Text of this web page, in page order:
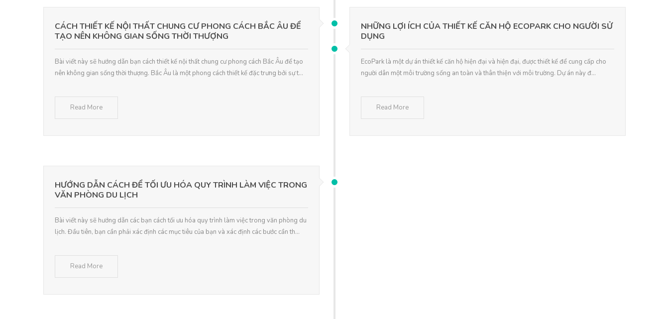
CÁCH THIẾT KẾ NỘI THẤT CHUNG CƯ PHONG CÁCH BẮC ÂU ĐỂ
TẠO NÊN KHÔNG GIAN SỐNG THỜI THƯỢNG
Bài viết này sẽ hướng dẫn bạn cách thiết kế nội thất chung cư phong cách Bắc Âu để tạo
nên không gian sống thời thượng. Bắc Âu là một phong cách thiết kế đặc trưng bởi sự t...
Read More
NHỮNG LỢI ÍCH CỦA THIẾT KẾ CĂN HỘ ECOPARK CHO NGƯỜI SỬ
DỤNG
EcoPark là một dự án thiết kế căn hộ hiện đại và hiện đại, được thiết kế để cung cấp cho
người dân một môi trường sống an toàn và thân thiện với môi trường. Dự án này đ...
Read More
HƯỚNG DẪN CÁCH ĐỂ TỐI ƯU HÓA QUY TRÌNH LÀM VIỆC TRONG
VĂN PHÒNG DU LỊCH
Bài viết này sẽ hướng dẫn các bạn cách tối ưu hóa quy trình làm việc trong văn phòng du
lịch. Đầu tiên, bạn cần phải xác định các mục tiêu của bạn và xác định các bước cần th...
Read More